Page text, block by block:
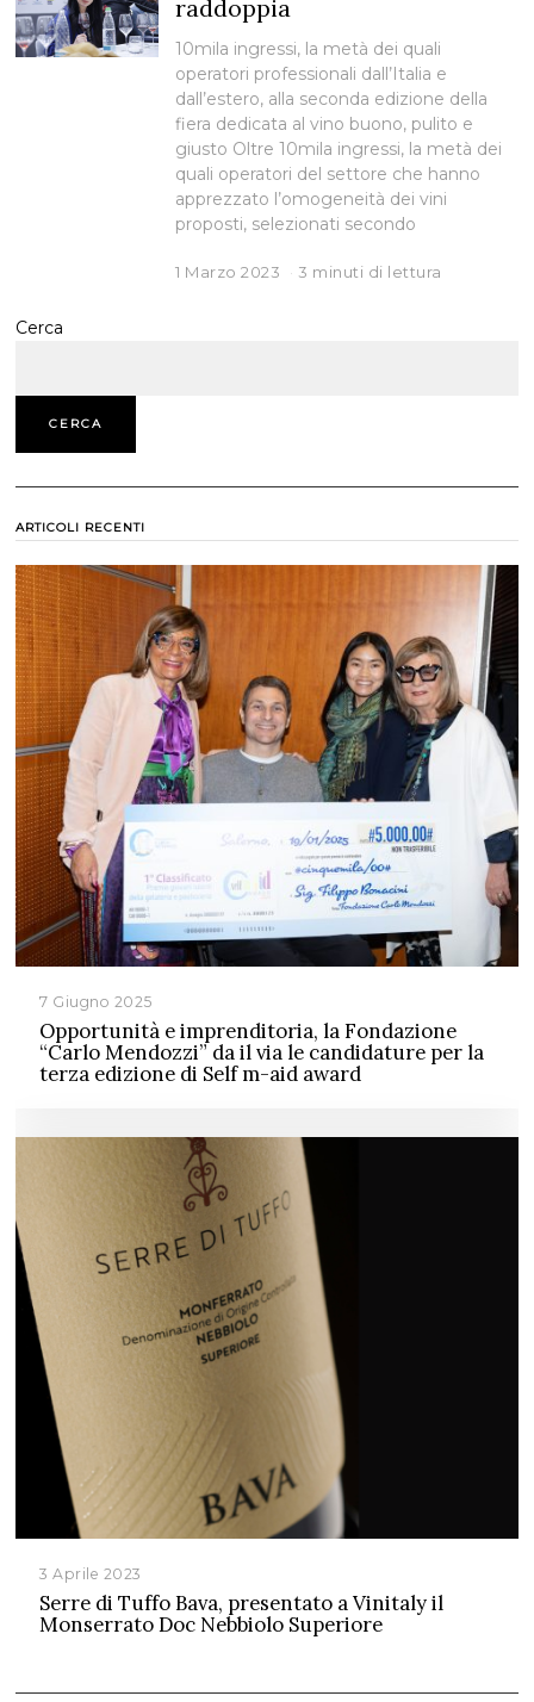
raddoppia
10mila ingressi, la metà dei quali
operatori professionali dall’Italia e
dall’estero, alla seconda edizione della
fiera dedicata al vino buono, pulito e
giusto Oltre 10mila ingressi, la metà dei
quali operatori del settore che hanno
apprezzato l’omogeneità dei vini
proposti, selezionati secondo
1 Marzo 2023 3 minuti di lettura
Cerca
CERCA
ARTICOLI RECENTI
7 Giugno 2025
Opportunità e imprenditoria, la Fondazione
“Carlo Mendozzi” da il via le candidature per la
terza edizione di Self m-aid award
3 Aprile 2023
Serre di Tuffo Bava, presentato a Vinitaly il
Monserrato Doc Nebbiolo Superiore